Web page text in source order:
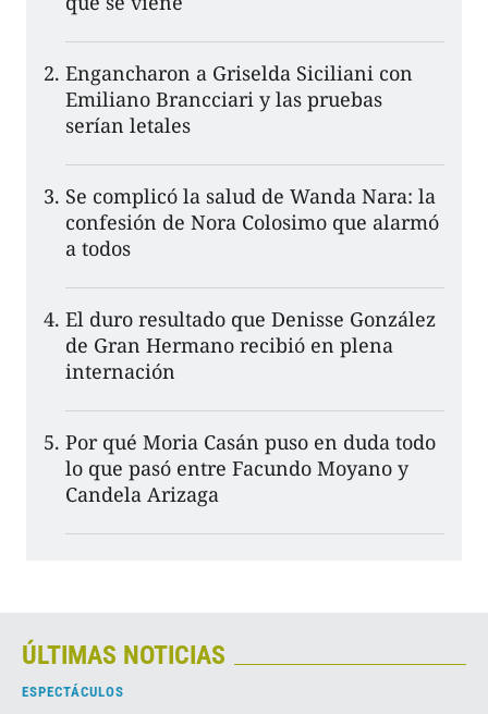
Engancharon a Griselda Siciliani con
Emiliano Brancciari y las pruebas
serían letales
Se complicó la salud de Wanda Nara: la
confesión de Nora Colosimo que alarmó
a todos
El duro resultado que Denisse González
de Gran Hermano recibió en plena
internación
Por qué Moria Casán puso en duda todo
lo que pasó entre Facundo Moyano y
Candela Arizaga
ÚLTIMAS NOTICIAS
ESPECTÁCULOS